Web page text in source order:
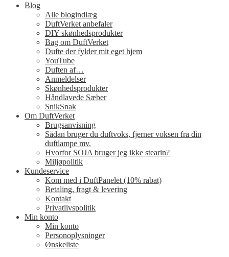
Blog
Alle blogindlæg
DuftVerket anbefaler
DIY skønhedsprodukter
Bag om DuftVerket
Dufte der fylder mit eget hjem
YouTube
Duften af…
Anmeldelser
Skønhedsprodukter
Håndlavede Sæber
SnikSnak
Om DuftVerket
Brugsanvisning
Sådan bruger du duftvoks, fjerner voksen fra din
duftlampe mv.
Hvorfor SOJA bruger jeg ikke stearin?
Miljøpolitik
Kundeservice
Kom med i DuftPanelet (10% rabat)
Betaling, fragt & levering
Kontakt
Privatlivspolitik
Min konto
Min konto
Personoplysninger
Ønskeliste